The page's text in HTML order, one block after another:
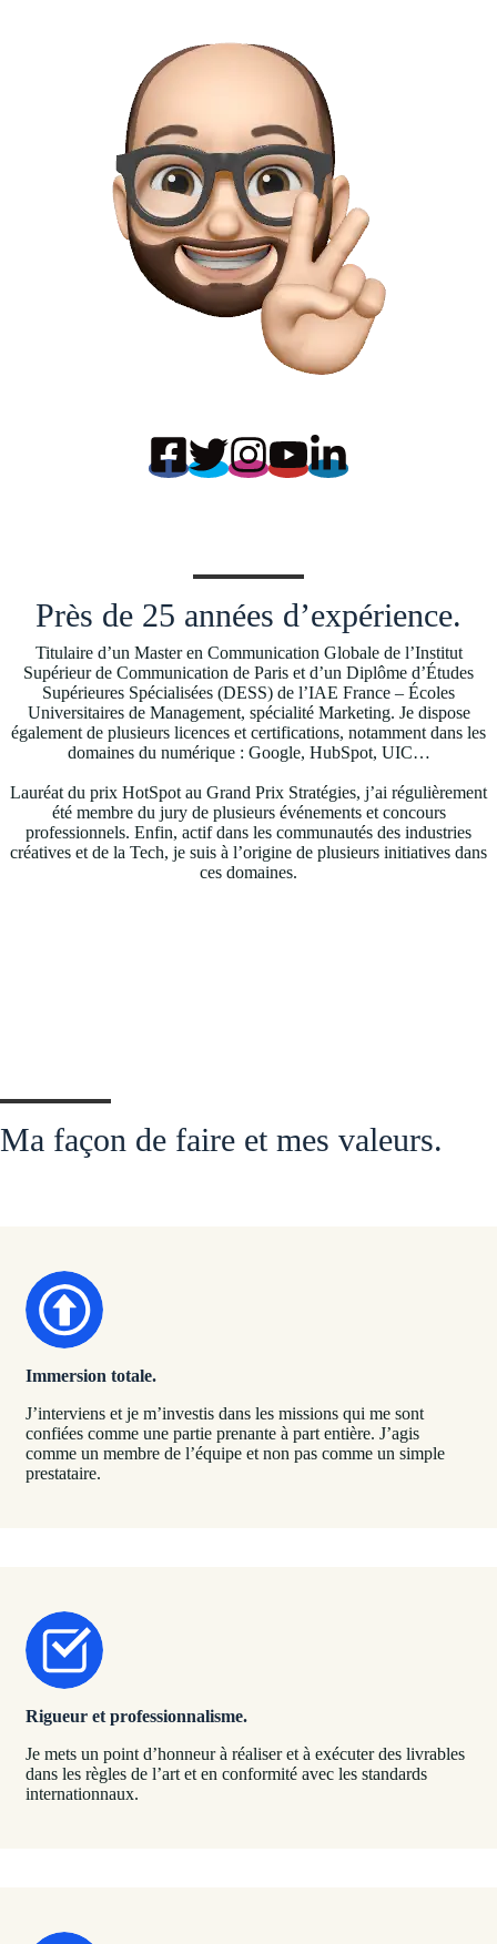
Près de 25 années d’expérience.
Titulaire d’un Master en Communication Globale de l’Institut
Supérieur de Communication de Paris et d’un Diplôme d’Études
Supérieures Spécialisées (DESS) de l’IAE France – Écoles
Universitaires de Management, spécialité Marketing. Je dispose
également de plusieurs licences et certifications, notamment dans les
domaines du numérique : Google, HubSpot, UIC…
Lauréat du prix HotSpot au Grand Prix Stratégies, j’ai régulièrement
été membre du jury de plusieurs événements et concours
professionnels. Enfin, actif dans les communautés des industries
créatives et de la Tech, je suis à l’origine de plusieurs initiatives dans
ces domaines.
Ma façon de faire et mes valeurs.
Immersion totale.
J’interviens et je m’investis dans les missions qui me sont
confiées comme une partie prenante à part entière. J’agis
comme un membre de l’équipe et non pas comme un simple
prestataire.
Rigueur et professionnalisme.
Je mets un point d’honneur à réaliser et à exécuter des livrables
dans les règles de l’art et en conformité avec les standards
internationnaux.